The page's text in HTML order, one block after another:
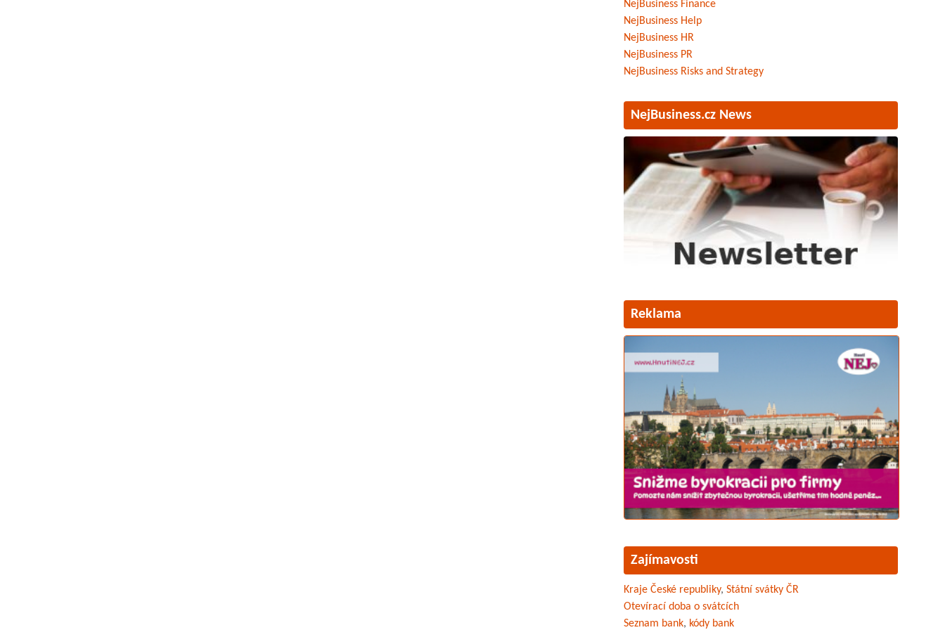
NejBusiness Finance
NejBusiness Help
NejBusiness HR
NejBusiness PR
NejBusiness Risks and Strategy
NejBusiness.cz News
Reklama
Zajímavosti
Kraje České republiky, Státní svátky ČR
Otevírací doba o svátcích
Seznam bank, kódy bank